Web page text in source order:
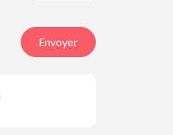
Envoyer